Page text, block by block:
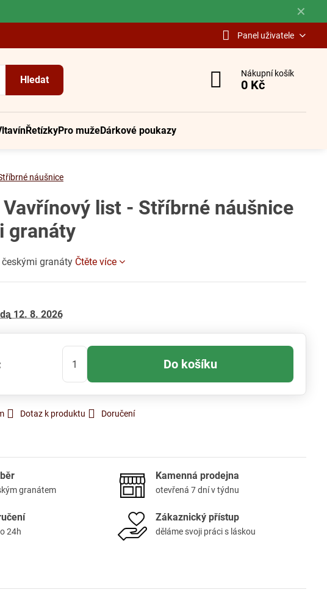
✕
Panel uživatele
Hledat
Nákupní košík
0 Kč
ŘetízkyPro mužeDárkové poukazy
náušnice
list - Stříbrné náušnice
granáty
granáty Čtěte více
12. 8. 2026
Do košíku
Dotaz k produktu Doručení
granátem
Kamenná prodejna
otevřená 7 dní v týdnu
24h
Zákaznický přístup
děláme svoji práci s láskou